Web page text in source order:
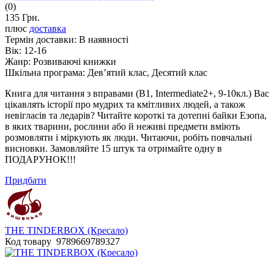
(0)
135 Грн.
плюс доставка
Термін доставки: В наявності
Вік: 12-16
Жанр: Розвиваючі книжки
Шкільна програма: Дев’ятий клас, Десятий клас
Книга для читання з вправами (B1, Intermediate2+, 9-10кл.) Вас
цікавлять історії про мудрих та кмітливих людей, а також
невігласів та ледарів? Читайте короткі та дотепні байки Езопа,
в яких тварини, рослини або й неживі предмети вміють
розмовляти і міркують як люди. Читаючи, робіть повчальні
висновки. Замовляйте 15 штук та отримайте одну в
ПОДАРУНОК!!!
Придбати
THE TINDERBOX (Кресало)
Код товару 9789669789327